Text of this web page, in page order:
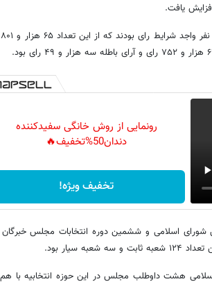
رونمایی از روش خانگی سفیدکننده
دندان50%تخفیف🔥
تخفیف ویژه!
شورای اسلامی و ششمین دوره انتخابات مجلس
هشت داوطلب مجلس در این حوزه انتخابیه با